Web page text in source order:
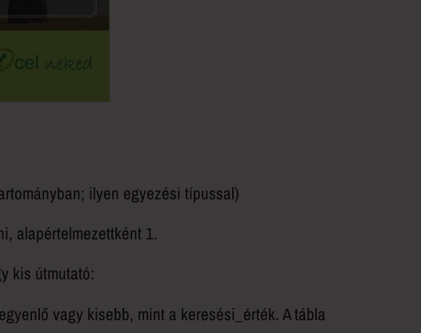
ilyen egyezési típussal)
alapértelmezettként 1.
kis útmutató:
vagy kisebb, mint a keresési_érték. A tábla